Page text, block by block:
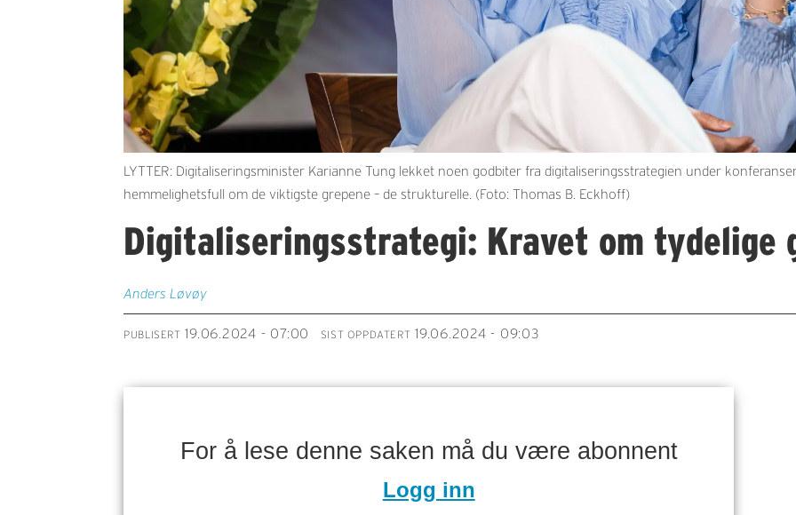
LYTTER: Digitaliseringsminister Karianne Tung lekket noen godbiter fra digitaliseringsstrategien under
hemmelighetsfull om de viktigste grepene – de strukturelle. (Foto: Thomas B. Eckhoff)
Digitaliseringsstrategi: Kravet om tydelige
Anders Løvøy
PUBLISERT 19.06.2024 - 07:00 SIST OPPDATERT 19.06.2024 - 09:03
For å lese denne saken må du være abonnent
Logg inn